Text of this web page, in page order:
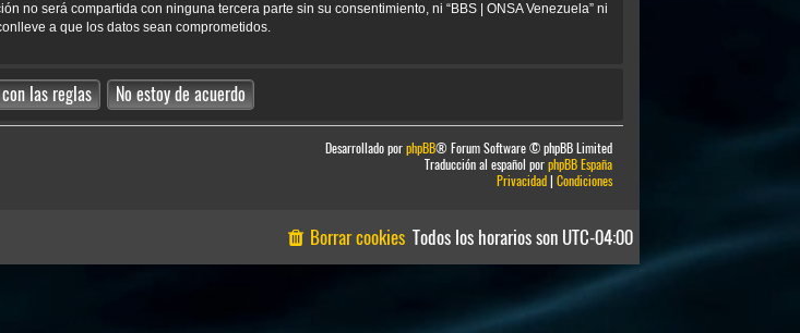
no será compartida con ninguna tercera parte sin su consentimiento, ni “BBS | ONSA Venezuela” ni
a que los datos sean comprometidos.
Desarrollado porphpBB® Forum Software © phpBB Limited
Traducción al español porphpBB España
Privacidad| Condiciones
Todos los horarios son UTC-04:00
Borrar cookies